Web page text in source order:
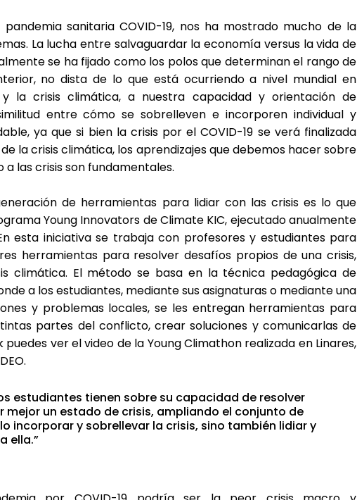
sanitaria COVID-19, nos ha mostrado mucho de la
La lucha entre salvaguardar la economía versus la vida de
se ha fijado como los polos que determinan el rango de
no dista de lo que está ocurriendo a nivel mundial en
la crisis climática, a nuestra capacidad y orientación de
entre cómo se sobrelleven e incorporen individual y
ya que si bien la crisis por el COVID-19 se verá finalizada
la crisis climática, los aprendizajes que debemos hacer sobre
las crisis son fundamentales.
de herramientas para lidiar con las crisis es lo que
Young Innovators de Climate KIC, ejecutado anualmente
esta iniciativa se trabaja con profesores y estudiantes para
herramientas para resolver desafíos propios de una crisis,
climática. El método se basa en la técnica pedagógica de
a los estudiantes, mediante sus asignaturas o mediante una
y problemas locales, se les entregan herramientas para
partes del conflicto, crear soluciones y comunicarlas de
ver el video de la Young Climathon realizada en Linares,
estudiantes tienen sobre su capacidad de resolver
un estado de crisis, ampliando el conjunto de
incorporar y sobrellevar la crisis, sino también lidiar y
ella.”